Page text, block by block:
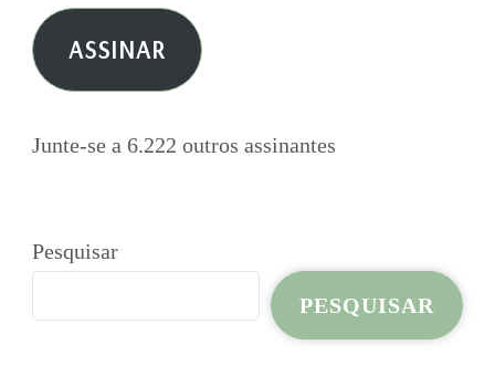
e-
mail ASSINAR
Junte-se a 6.222 outros assinantes
Pesquisar
PESQUISAR